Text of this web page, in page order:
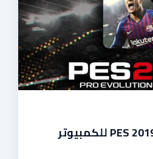
تحميل لعبة بيس 2019 PES للكمبيوتر